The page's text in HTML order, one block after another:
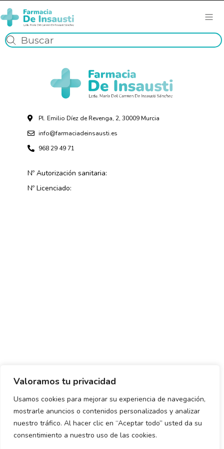
Valoramos tu privacidad
Usamos cookies para mejorar su experiencia de navegación,
mostrarle anuncios o contenidos personalizados y analizar
nuestro tráfico. Al hacer clic en “Aceptar todo” usted da su
consentimiento a nuestro uso de las cookies.
Pl. Emilio Díez de Revenga, 2, 30009 Murcia
info@farmaciadeinsausti.es
968 29 49 71
Nº Autorización sanitaria:
Nº Licenciado:
Política de envío y devoluciones Política de privacidad
Uso de cookies Aviso legal Términos y condiciones